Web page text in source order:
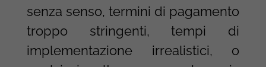
senza senso, termini di pagamento
troppo stringenti, tempi di
implementazione irrealistici, o